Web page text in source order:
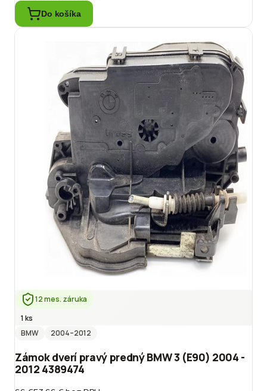
Do košíka
12 mes. záruka
1 ks
BMW
2004–2012
Zámok dverí pravý predný BMW 3 (E90) 2004 -
2012 4389474